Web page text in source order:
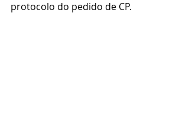
protocolo do pedido de CP.